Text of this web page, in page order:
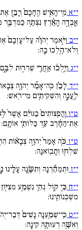
י״א מִֽי־הָאִ֚ישׁ הֶֽחָכָם֙ וְיָבֵ֣ן
אָֽבְדָ֣ה הָאָ֔רֶץ נִצְּתָ֥ה כַמִּדְבָּ֖ר
י״ב וַיֹּ֣אמֶר יְהֹוָ֗ה עַל־עָזְבָם֙
וְלֹא־הָ֥לְכוּ בָֽהּ:
י״ג וַיֵּ֣לְכ֔וּ אַֽחֲרֵ֖י שְׁרִר֣וּת
י״ד לָכֵ֗ן כֹּֽה־אָמַ֞ר יְהֹוָ֚ה
לַֽעֲנָ֑ה וְהִשְׁקִיתִ֖ים מֵי־רֹֽאשׁ:
ט״ו וַֽהֲפִֽצוֹתִים֙ בַּגּוֹיִ֔ם אֲשֶׁר֙
אֶת־הַחֶ֔רֶב עַ֥ד כַּלּוֹתִ֖י אוֹתָֽם:
ט״ז כֹּ֚ה אָמַר֙ יְהֹוָ֣ה צְבָא֔וֹת
שִׁלְח֖וּ וְתָבֽוֹאנָה:
י״ז וּתְמַהֵ֕רְנָה וְתִשֶּׂ֥נָה עָלֵ֖ינוּ
י״ח כִּ֣י ק֥וֹל נְהִ֛י נִשְׁמַ֥ע
מִשְׁכְּנוֹתֵֽינוּ:
י״ט כִּֽי־שְׁמַ֚עְנָה נָשִׁים֙
וְאִשָּׁ֥ה רְעוּתָ֖הּ קִינָֽה: